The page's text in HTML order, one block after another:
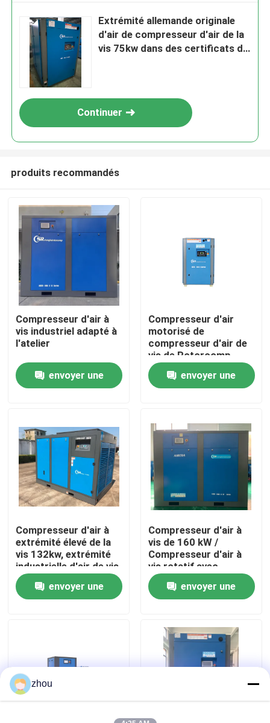
Maison
Vidéos
Au sujet de nous
Visite d'usine
Contrôle de qualité
Contactez-nous
Cas
Demandez une citation
Extrémité allemande originale
d'air de compresseur d'air de la
vis 75kw dans des certificats de
Continuer
produits recommandés
Compresseur d'air à
vis industriel adapté à
l'atelier
envoyer une
Compresseur d'air
motorisé de
compresseur d'air de
vis de Rotorcomp
pour l'huile lubrifiée
envoyer une
Compresseur d'air à
extrémité élevé de la
vis 132kw, extrémité
industrielle d'air de vis
de Rotorcomp
envoyer une
Compresseur d'air à
vis de 160 kW /
Compresseur d'air à
vis rotatif avec
contrôleur intelligent
de 90L envoyer une
zhou